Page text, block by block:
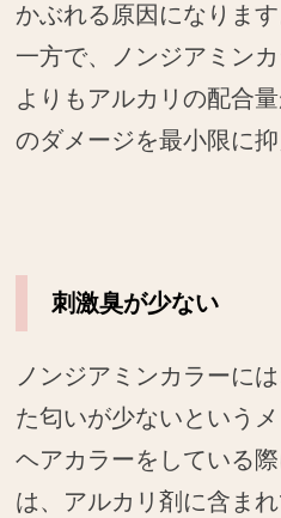
かぶれる原因になります
一方で、ノンジアミン
よりもアルカリの配合
のダメージを最小限に抑
刺激臭が少ない
ノンジアミンカラーに
た匂いが少ないという
ヘアカラーをしている
は、アルカリ剤に含ま